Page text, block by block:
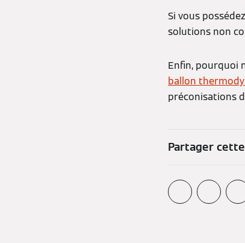
Si vous
solutions non
Enfin, pourquoi
ballon
préconisations
Partager